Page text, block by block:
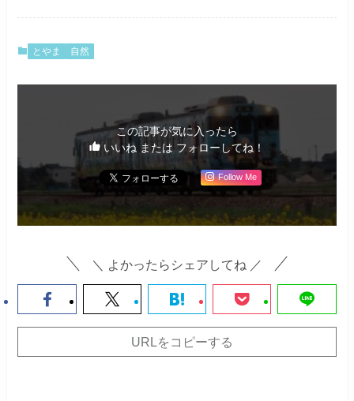
とやま 自然
この記事が気に入ったら
いいね または フォローしてね！
Follow Me
＼ よかったらシェアしてね ／
URLをコピーする